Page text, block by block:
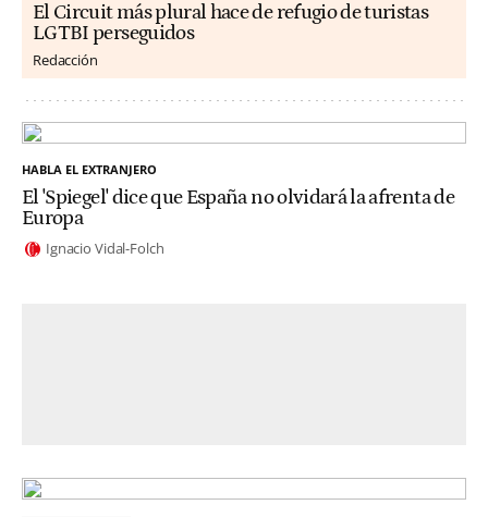
El Circuit más plural hace de refugio de turistas
LGTBI perseguidos
Redacción
HABLA EL EXTRANJERO
El 'Spiegel' dice que España no olvidará la afrenta de
Europa
Ignacio Vidal-Folch